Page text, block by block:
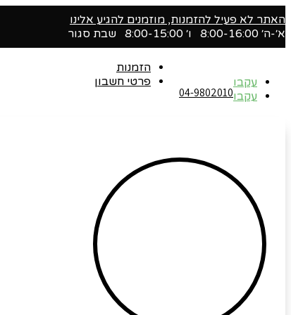
האתר לא פעיל להזמנות, מוזמנים להגיע אלינו
א׳-ה׳ 8:00-16:00 ו׳ 8:00-15:00 שבת סגור
עקבו
עקבו04-9802010‬
הזמנות
פרטי חשבון